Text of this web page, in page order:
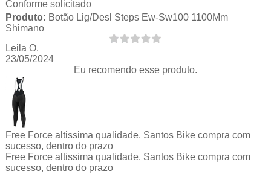
Conforme solicitado
Produto: Botão Lig/Desl Steps Ew-Sw100 1100Mm
Shimano
Leila O.
23/05/2024
Eu recomendo esse produto.
Free Force altissima qualidade. Santos Bike compra com
sucesso, dentro do prazo
Free Force altissima qualidade. Santos Bike compra com
sucesso, dentro do prazo